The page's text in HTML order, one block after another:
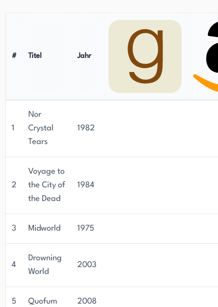
# Titel Jahr
1
Nor
Crystal
Tears
1982
2
Voyage to
the City of
the Dead
1984
3 Midworld 1975
4
Drowning
World
2003
5 Quofum 2008